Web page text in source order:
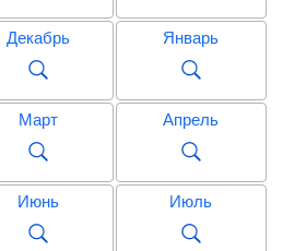
Декабрь Январь
Март Апрель
Июнь Июль